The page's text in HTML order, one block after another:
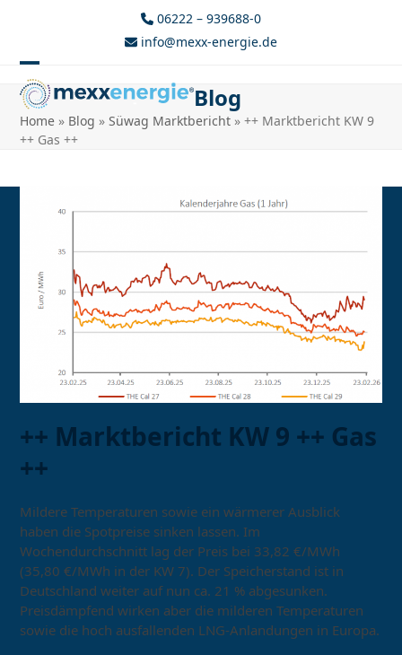
06222 – 939688-0
info@mexx-energie.de
Open
mobile
menu
Close
mobile
menu
Blog
Home » Blog »Süwag Marktbericht »++ Marktbericht KW 9
++ Gas ++
++ Marktbericht KW 9 ++ Gas
++
Mildere Temperaturen sowie ein wärmerer Ausblick
haben die Spotpreise sinken lassen. Im
Wochendurchschnitt lag der Preis bei 33,82 €/MWh
(35,80 €/MWh in der KW 7). Der Speicherstand ist in
Deutschland weiter auf nun ca. 21 % abgesunken.
Preisdämpfend wirken aber die milderen Temperaturen
sowie die hoch ausfallenden LNG-Anlandungen in Europa.